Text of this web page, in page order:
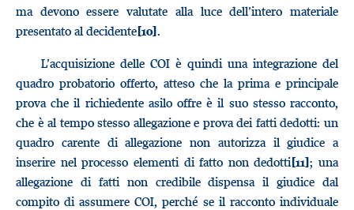
ma devono essere valutate alla luce dell’intero materiale
presentato al decidente[10].
L’acquisizione delle COI è quindi una integrazione del
quadro probatorio offerto, atteso che la prima e principale
prova che il richiedente asilo offre è il suo stesso racconto,
che è al tempo stesso allegazione e prova dei fatti dedotti: un
quadro carente di allegazione non autorizza il giudice a
inserire nel processo elementi di fatto non dedotti[11]; una
allegazione di fatti non credibile dispensa il giudice dal
compito di assumere COI, perché se il racconto individuale